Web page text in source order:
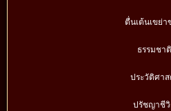
ตื่นเต้นเขย่
ธรรมชาติ
ประวัติศาส
ปรัชญาชี